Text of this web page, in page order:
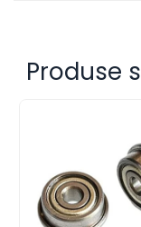
Produse